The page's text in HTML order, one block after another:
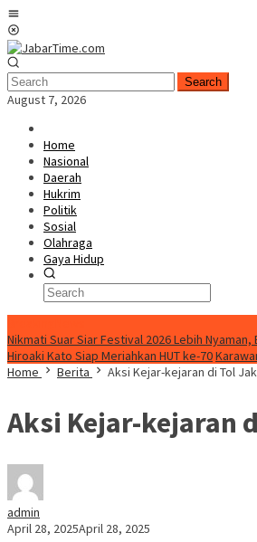
Skip
to
content
Search
August 7, 2026
Home
Nasional
Daerah
Hukrim
Politik
Sosial
Olahraga
Gaya Hidup
Nikmati Suar Siar Festival 2026 Lebih
Hiroaki Kato Siap Meriahkan HUT ke-70
Home
Berita Aksi Kejar-kejaran di Tol
Aksi Kejar-kejaran
admin
April 28, 2025April 28, 2025